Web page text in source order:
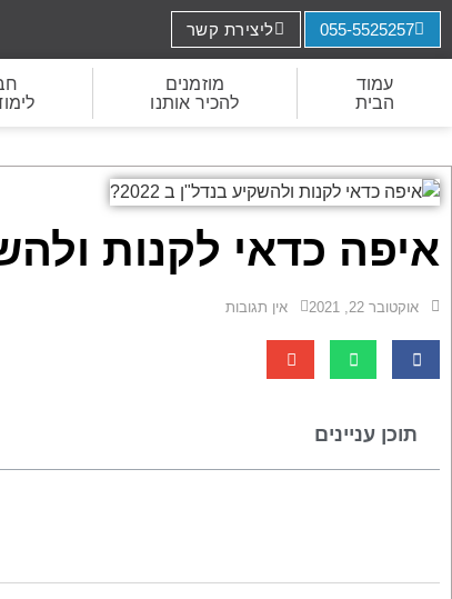
055-5525257 ליצירת קשר
עמוד
הבית
מוזמנים
להכיר אותנו
איפה כדאי לקנות
אוקטובר 22, 2021 אין תגובות
תוכן עניינים